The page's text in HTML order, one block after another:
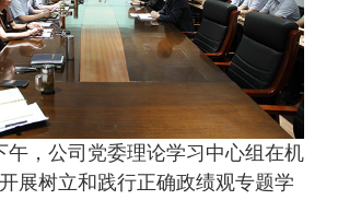
，公司党委理论学习中心组在机
展树立和践行正确政绩观专题学